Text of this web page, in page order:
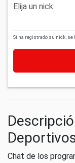
Elija un nick:
Si ha registrado su nick, se
Chat de los